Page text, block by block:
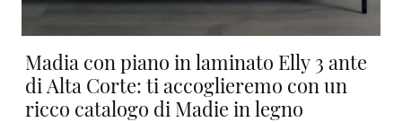
Madia con piano in laminato Elly 3 ante
di Alta Corte: ti accoglieremo con un
ricco catalogo di Madie in legno